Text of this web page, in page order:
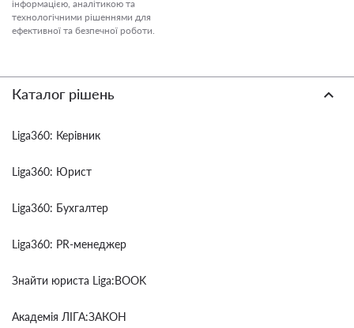
інформацією, аналітикою та
технологічними рішеннями для
ефективної та безпечної роботи.
Каталог рішень
Liga360: Керівник
Liga360: Юрист
Liga360: Бухгалтер
Liga360: PR-менеджер
Знайти юриста Liga:BOOK
Академія ЛІГА:ЗАКОН